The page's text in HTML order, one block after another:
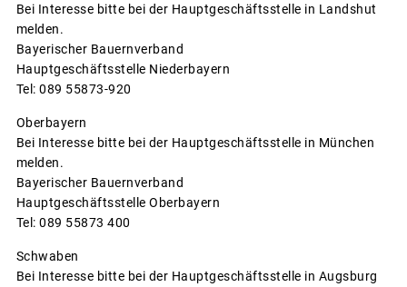
Bei Interesse bitte bei der Hauptgeschäftsstelle in Landshut
melden.
Bayerischer Bauernverband
Hauptgeschäftsstelle Niederbayern
Tel: 089 55873-920
Oberbayern
Bei Interesse bitte bei der Hauptgeschäftsstelle in München
melden.
Bayerischer Bauernverband
Hauptgeschäftsstelle Oberbayern
Tel: 089 55873 400
Schwaben
Bei Interesse bitte bei der Hauptgeschäftsstelle in Augsburg